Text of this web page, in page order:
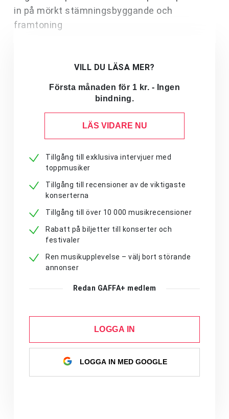
in på mörkt stämningsbyggande och
framtoning
VILL DU LÄSA MER?
Första månaden för 1 kr. - Ingen
bindning.
LÄS VIDARE NU
Tillgång till exklusiva intervjuer med
toppmusiker
Tillgång till recensioner av de viktigaste
konserterna
Tillgång till över 10 000 musikrecensioner
Rabatt på biljetter till konserter och
festivaler
Ren musikupplevelse – välj bort störande
annonser
Redan GAFFA+ medlem
LOGGA IN
LOGGA IN MED GOOGLE